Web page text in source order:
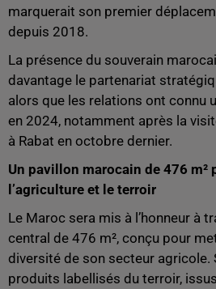
marquerait son premier
depuis 2018.
La présence du souverain
davantage le partenariat
alors que les relations ont connu
en 2024, notamment après la
à Rabat en octobre dernier.
Un pavillon marocain de 476 m²
l’agriculture et le terroir
Le Maroc sera mis à l’honneur à
central de 476 m², conçu pour
diversité de son secteur agricole.
produits labellisés du terroir,